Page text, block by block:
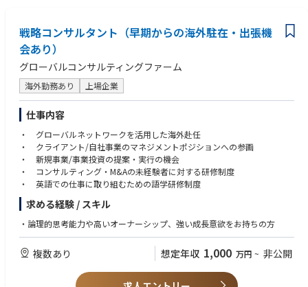
【職場環境】
当部はキャリア採用の社員が多数活躍しています。在宅勤務や時差勤務な
ども利用可能です。
【参照記事】
当部門に所属するキャリア入行社員のインタビュー記事になります。
・デジタル戦略統括部の全体感について
https://www.mysite.bk.mufg.jp/career/crosstalk/03/
・データマネジメント領域について
https://www.mufg.jp/profile/strategy/dx/articles/0131/
【弊社独占インタビュー】
執行役員 CDO 兼 デジタル戦略統括部長の江見 盛人氏へ独占インタビュー
を実施いたしました。
全社として目指すデータドリブン経営の姿や、デジタル戦略統括部にジョ
インする醍醐味についてお話いただきましたので、ぜひご一読ください。
https://www.jac-recruitment.jp/company/bk.mufg/interview01/
戦略コンサルタント（早期からの海外駐在・出張機
会あり）
グローバルコンサルティングファーム
海外勤務あり 上場企業
仕事内容
・ グローバルネットワークを活用した海外赴任
・ クライアント/自社事業のマネジメントポジションへの参画
・ 新規事業/事業投資の提案・実行の機会
・ コンサルティング・M&Aの未経験者に対する研修制度
・ 英語での仕事に取り組むための語学研修制度
求める経験 / スキル
・論理的思考能力や高いオーナーシップ、強い成長意欲をお持ちの方
複数あり 想定年収 1,000 万円 ~ 非公開